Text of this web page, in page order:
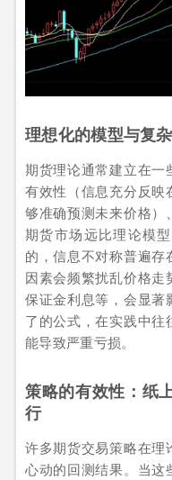
理想化的模型与复
期货理论通常建立在一
有效性（信息充分反映
够准确预测未来价格）
期货市场远比理论模
的，信息不对称普遍
因素会频繁扰乱价格走
保证金利息等，会显著
了的公式，在实践中
能导致严重亏损。
策略的有效性：纸
行
许多期货交易策略在理
心动的回测结果。当这